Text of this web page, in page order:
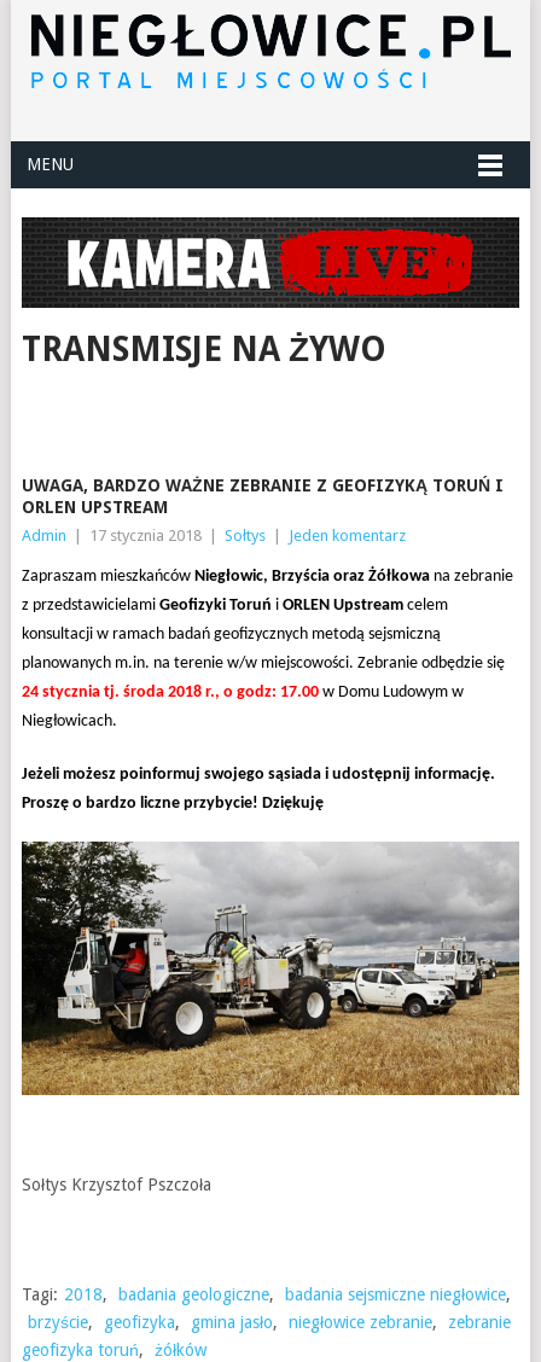
MENU
TRANSMISJE NA ŻYWO
UWAGA, BARDZO WAŻNE ZEBRANIE Z GEOFIZYKĄ TORUŃ I
ORLEN UPSTREAM
Admin 17 stycznia 2018 Sołtys Jeden komentarz
Zapraszam mieszkańców Niegłowic, Brzyścia oraz Żółkowana zebranie
z przedstawicielami Geofizyki Toruń i ORLEN Upstreamcelem
konsultacji w ramach badań geofizycznych metodą sejsmiczną
planowanych m.in. na terenie w/w miejscowości. Zebranie odbędzie się
24 stycznia tj. środa 2018 r., o godz: 17.00 w Domu Ludowym w
Niegłowicach.
Jeżeli możesz poinformuj swojego sąsiada i udostępnij informację.
Proszę o bardzo liczne przybycie! Dziękuję
Sołtys Krzysztof Pszczoła
Tagi: 2018, badania geologiczne, badania sejsmiczne niegłowice,
brzyście, geofizyka, gmina jasło, niegłowice zebranie,
zebranie
geofizyka toruń, żółków